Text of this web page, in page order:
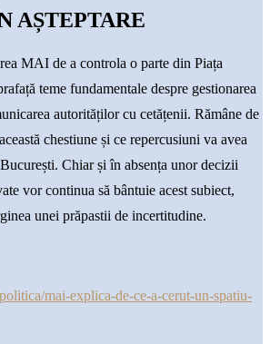
AȘTEPTARE
MAI de a controla o parte din Piața
teme fundamentale despre gestionarea
autorităților cu cetățenii. Rămâne de
chestiune și ce repercusiuni va avea
Chiar și în absența unor decizii
vor continua să bântuie acest subiect,
unei prăpastii de incertitudine.
mai-explica-de-ce-a-cerut-un-spatiu-